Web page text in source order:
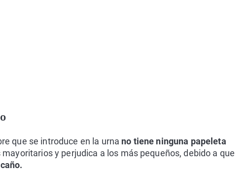
que se introduce en la urna no tiene ninguna papeleta
y perjudica a los más pequeños, debido a que